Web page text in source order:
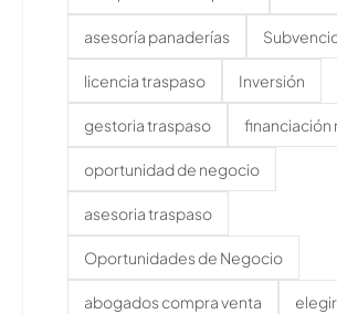
asesoría panaderías
licencia traspaso Inversión
gestoria traspaso financiación
oportunidad de negocio
asesoria traspaso
Oportunidades de Negocio
abogados compra venta